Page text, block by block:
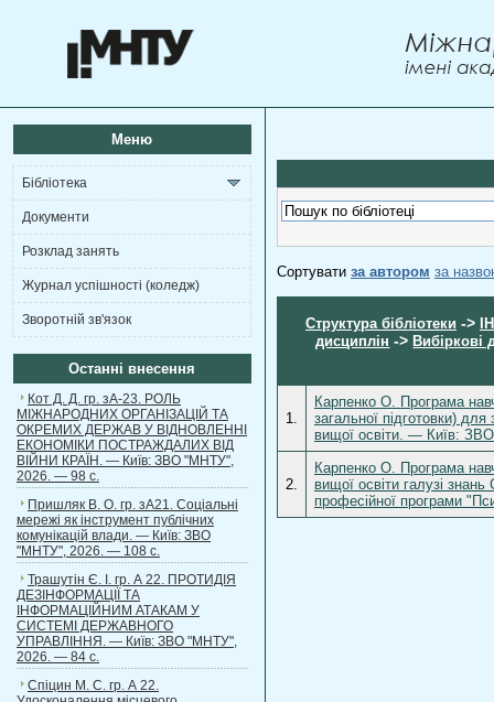
Меню
Бібліотека
Документи
Розклад занять
Журнал успішності (коледж)
Зворотній зв'язок
Останні внесення
Кот Д. Д. гр. зА-23. РОЛЬ
МІЖНАРОДНИХ ОРГАНІЗАЦІЙ ТА
ОКРЕМИХ ДЕРЖАВ У ВІДНОВЛЕННІ
ЕКОНОМІКИ ПОСТРАЖДАЛИХ ВІД
ВІЙНИ КРАЇН. — Київ: ЗВО "МНТУ",
2026. — 98 с.
Пришляк В. О. гр. зА21. Соціальні
мережі як інструмент публічних
комунікацій влади. — Київ: ЗВО
"МНТУ", 2026. — 108 с.
Трашутін Є. І. гр. А 22. ПРОТИДІЯ
ДЕЗІНФОРМАЦІЇ ТА
ІНФОРМАЦІЙНИМ АТАКАМ У
СИСТЕМІ ДЕРЖАВНОГО
УПРАВЛІННЯ. — Київ: ЗВО "МНТУ",
2026. — 84 с.
Спіцин М. С. гр. А 22.
Сортувати за автором за
Структура бібліотеки ->
дисциплін ->Вибіркові
1.
Карпенко О. Програма
загальної підготовки)
вищої освіти. — Київ:
2.
Карпенко О. Програма
вищої освіти галузі
професійної програми